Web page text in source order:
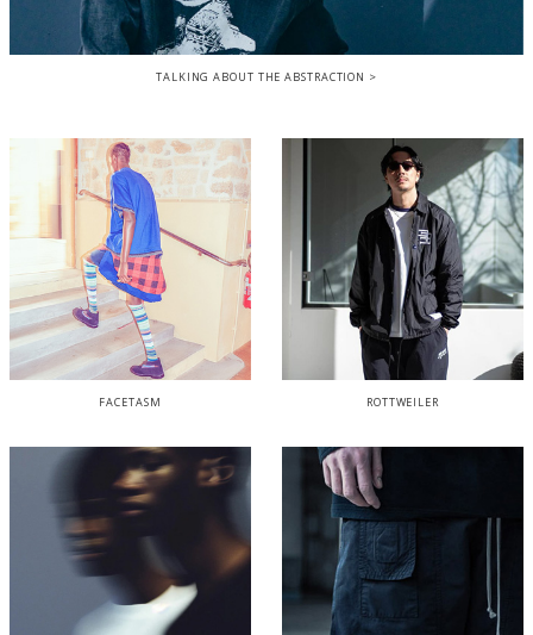
TALKING ABOUT THE ABSTRACTION
FACETASM ROTTWEILER